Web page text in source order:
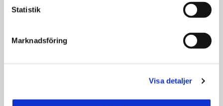
Statistik
Marknadsföring
Visa detaljer